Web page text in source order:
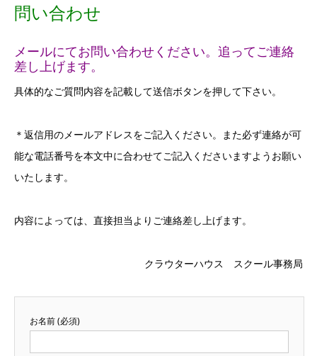
問い合わせ
メールにてお問い合わせください。追ってご連絡
差し上げます。
具体的なご質問内容を記載して送信ボタンを押して下さい。
＊返信用のメールアドレスをご記入ください。また必ず連絡が可
能な電話番号を本文中に合わせてご記入くださいますようお願い
いたします。
内容によっては、直接担当よりご連絡差し上げます。
クラウターハウス スクール事務局
お名前 (必須)